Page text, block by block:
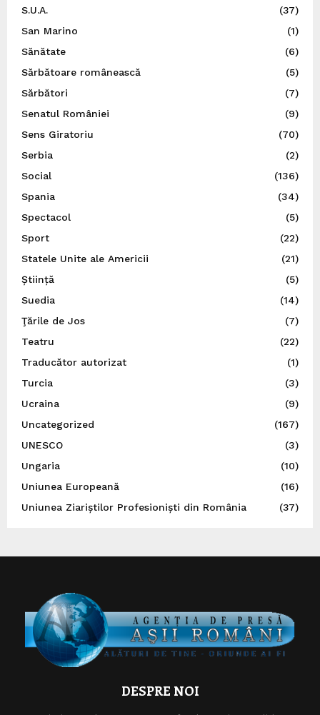
S.U.A.
(37)
San Marino
(1)
Sănătate
(6)
Sărbătoare românească
(5)
Sărbători
(7)
Senatul României
(9)
Sens Giratoriu
(70)
Serbia
(2)
Social
(136)
Spania
(34)
Spectacol
(5)
Sport
(22)
Statele Unite ale Americii
(21)
Știință
(5)
Suedia
(14)
Ţările de Jos
(7)
Teatru
(22)
Traducător autorizat
(1)
Turcia
(3)
Ucraina
(9)
Uncategorized
(167)
UNESCO
(3)
Ungaria
(10)
Uniunea Europeană
(16)
Uniunea Ziariștilor Profesioniști din România
(37)
DESPRE NOI